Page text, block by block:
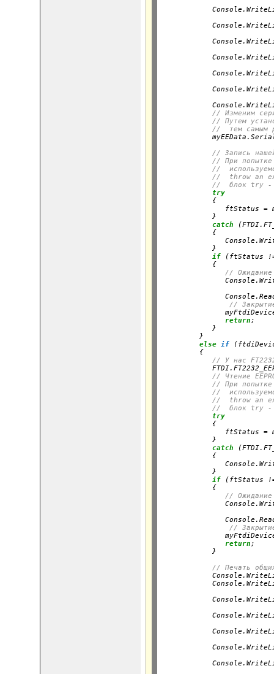
// Изменим
// Путем
//  тем самым
// Запись нашей
// При попытке
//
//  throw an
//  блок try -
try
            {
ftStatus =
            }
catch
            {
            }
if (ftStatus !=
            {
// Ожидание
//
return;
            }
         }
else if
         {
// У нас
// Чтение
// При попытке
//
//  throw an
//  блок try -
try
            {
ftStatus =
            }
catch
            {
            }
if (ftStatus !=
            {
// Ожидание
//
return;
            }
// Печать